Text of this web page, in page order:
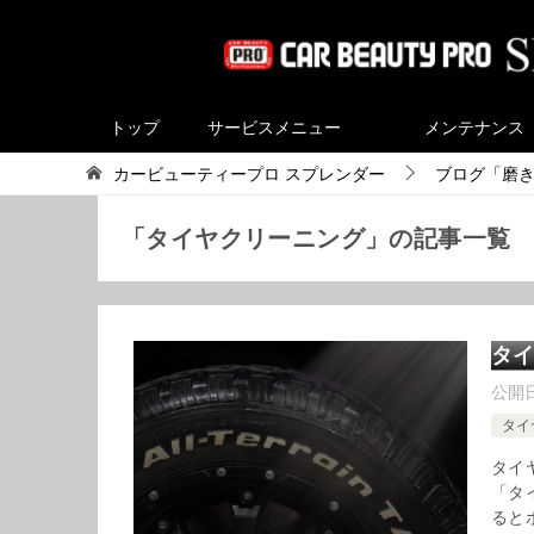
トップ サービスメニュー メンテナンス
カービューティープロ スプレンダー ブログ「磨
「タイヤクリーニング」の記事一覧
タ
公開
タイ
タイ
「
ると